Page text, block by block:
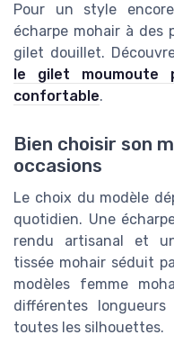
Pour un style
écharpe mohair à des
gilet douillet.
le gilet moumoute
confortable.
Bien choisir son
occasions
Le choix du modèle
quotidien. Une
rendu artisanal et
tissée mohair séduit
modèles femme
différentes
toutes les silhouettes.